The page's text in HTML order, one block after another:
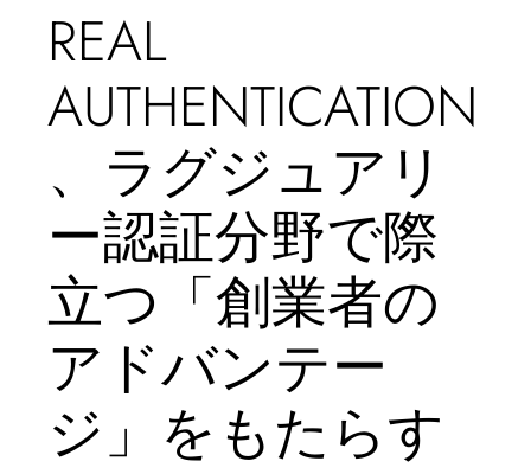
REAL
AUTHENTICATION
、ラグジュアリ
ー認証分野で際
立つ「創業者の
アドバンテー
ジ」をもたらす